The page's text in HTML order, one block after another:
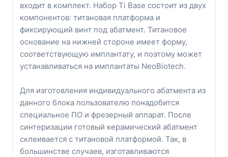
входит в комплект. Набор Ti Base состоит из двух
компонентов: титановая платформа и
фиксирующий винт под абатмент. Титановое
основание на нижней стороне имеет форму,
соответствующую имплантату, и поэтому может
устанавливаться на имплантаты NeoBiotech.
Для изготовления индивидуального абатмента из
данного блока пользователю понадобится
специальное ПО и фрезерный аппарат. После
синтеризации готовый керамический абатмент
склеивается с титановой платформой. Так, в
большинстве случаев, изготавливаются